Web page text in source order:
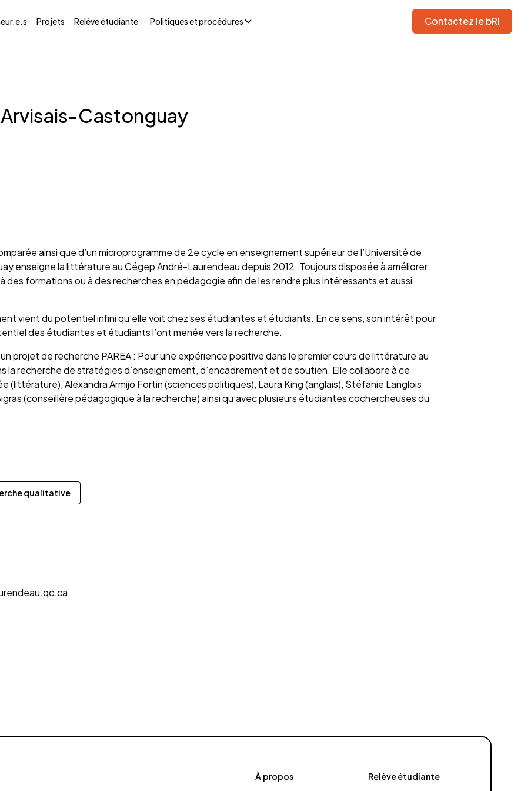
Projets Relève étudiante Politiques et procédures Contactez le bRI
Castonguay
ainsi que d’un microprogramme de 2e cycle en enseignement supérieur de l’Université de
enseigne la littérature au Cégep André-Laurendeau depuis 2012. Toujours disposée à améliorer
des formations ou à des recherches en pédagogie afin de les rendre plus intéressants et aussi
vient du potentiel infini qu’elle voit chez ses étudiantes et étudiants. En ce sens, son intérêt pour
des étudiantes et étudiants l’ont menée vers la recherche.
projet de recherche PAREA : Pour une expérience positive dans le premier cours de littérature au
la recherche de stratégies d’enseignement, d’encadrement et de soutien. Elle collabore à ce
(littérature), Alexandra Armijo Fortin (sciences politiques), Laura King (anglais), Stéfanie Langlois
(conseillère pédagogique à la recherche) ainsi qu’avec plusieurs étudiantes cochercheuses du
qualitative
À propos Relève étudiante